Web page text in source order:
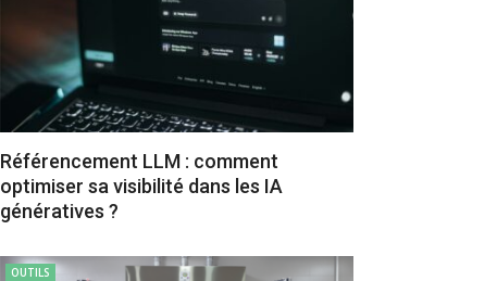
Référencement LLM : comment
optimiser sa visibilité dans les IA
génératives ?
OUTILS